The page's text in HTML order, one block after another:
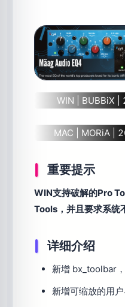
WIN | BUBBiX
MAC | MORiA |
重要提示
WIN支持破解的Pro
Tools，并且要求系统
详细介绍
新增 bx_toolbar
新增可缩放的用